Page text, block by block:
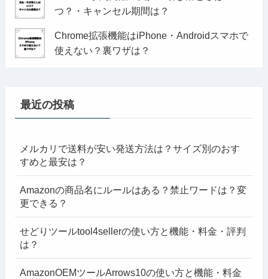
つ？・キャンセル期間は？
Chrome拡張機能はiPhone・Androidスマホで
使えない？裏ワザは？
最近の投稿
メルカリで送料が安い発送方法は？サイズ別のおす
すめと最安は？
Amazonの商品名にルールはある？禁止ワードは？変
更できる？
せどりツールtool4sellerの使い方と機能・料金・評判
は？
AmazonOEMツールArrows10の使い方と機能・料金